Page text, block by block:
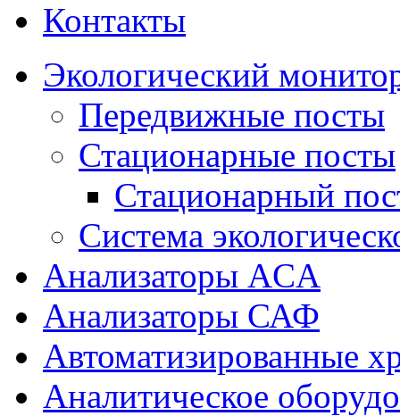
Контакты
Экологический
Передвижные посты
Стационарные посты
Стационарный
Система
Анализаторы ACA
Анализаторы САФ
Автоматизированные
Аналитическое